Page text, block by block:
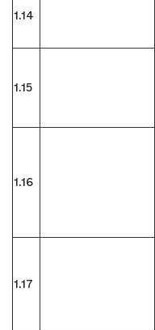
1.14
1.15
1.16
1.17